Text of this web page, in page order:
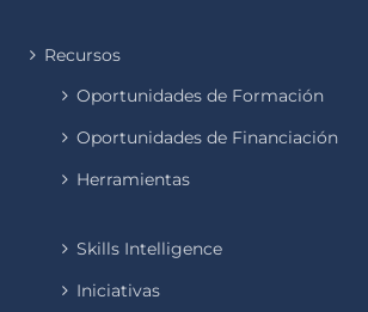
Recursos
Oportunidades de Formación
Oportunidades de Financiación
Herramientas
Skills Intelligence
Iniciativas